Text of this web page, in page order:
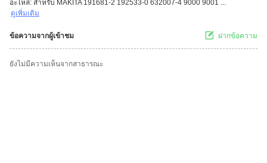
อะไหล่: สําหรับ MAKITA 191681-2 192533-0 632007-4 9000 9001 ...
ดูเพิ่มเติม
ข้อความจากผู้เข้าชม ฝากข้อความ
ยังไม่มีความเห็นจากสาธารณะ